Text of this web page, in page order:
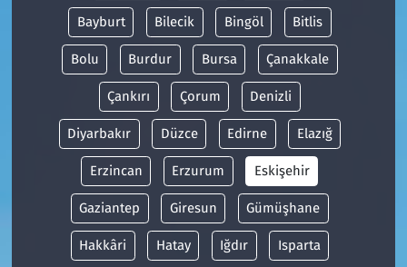
Bayburt Bilecik Bingöl Bitlis
Bolu Burdur Bursa Çanakkale
Çankırı Çorum Denizli
Diyarbakır Düzce Edirne Elazığ
Erzincan Erzurum Eskişehir
Gaziantep Giresun Gümüşhane
Hakkâri Hatay Iğdır Isparta